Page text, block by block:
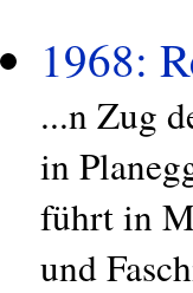
1968:
...n Zug
in
führt in
und